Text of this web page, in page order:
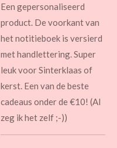
Een gepersonaliseerd
product. De voorkant van
het notitieboek is versierd
met handlettering. Super
leuk voor Sinterklaas of
kerst. Een van de beste
cadeaus onder de €10! (Al
zeg ik het zelf ;-))